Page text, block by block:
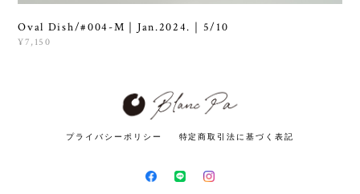
Oval Dish/#004-M｜Jan.2024.｜5/10
¥7,150
プライバシーポリシー 特定商取引法に基づく表記